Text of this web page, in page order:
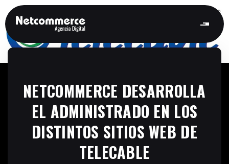
NETCOMMERCE DESARROLLA
EL ADMINISTRADO EN LOS
DISTINTOS SITIOS WEB DE
TELECABLE